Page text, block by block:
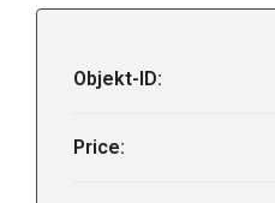
Objekt-ID:
Price: